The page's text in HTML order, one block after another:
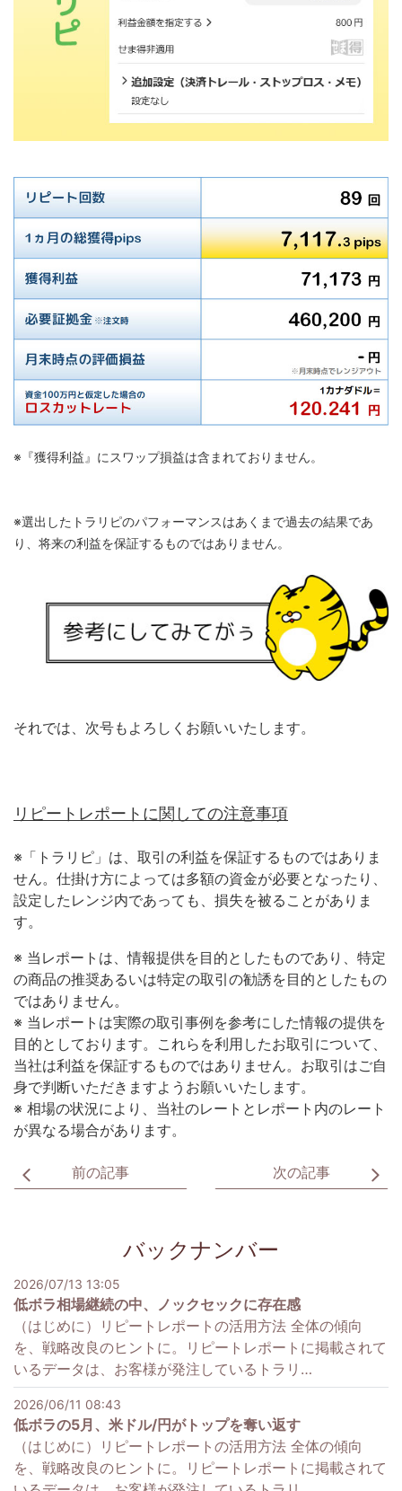
※『獲得利益』にスワップ損益は含まれておりません。
※選出したトラリピのパフォーマンスはあくまで過去の結果であ
り、将来の利益を保証するものではありません。
それでは、次号もよろしくお願いいたします。
リピートレポートに関しての注意事項
※「トラリピ」は、取引の利益を保証するものではありま
せん。仕掛け方によっては多額の資金が必要となったり、
設定したレンジ内であっても、損失を被ることがありま
す。
※ 当レポートは、情報提供を目的としたものであり、特定
の商品の推奨あるいは特定の取引の勧誘を目的としたもの
ではありません。
※ 当レポートは実際の取引事例を参考にした情報の提供を
目的としております。これらを利用したお取引について、
当社は利益を保証するものではありません。お取引はご自
身で判断いただきますようお願いいたします。
※ 相場の状況により、当社のレートとレポート内のレート
が異なる場合があります。
前の記事 次の記事
バックナンバー
2026/07/13 13:05
低ボラ相場継続の中、ノックセックに存在感
（はじめに）リピートレポートの活用方法 全体の傾向
を、戦略改良のヒントに。リピートレポートに掲載されて
いるデータは、お客様が発注しているトラリ…
2026/06/11 08:43
低ボラの5月、米ドル/円がトップを奪い返す
（はじめに）リピートレポートの活用方法 全体の傾向
を、戦略改良のヒントに。リピートレポートに掲載されて